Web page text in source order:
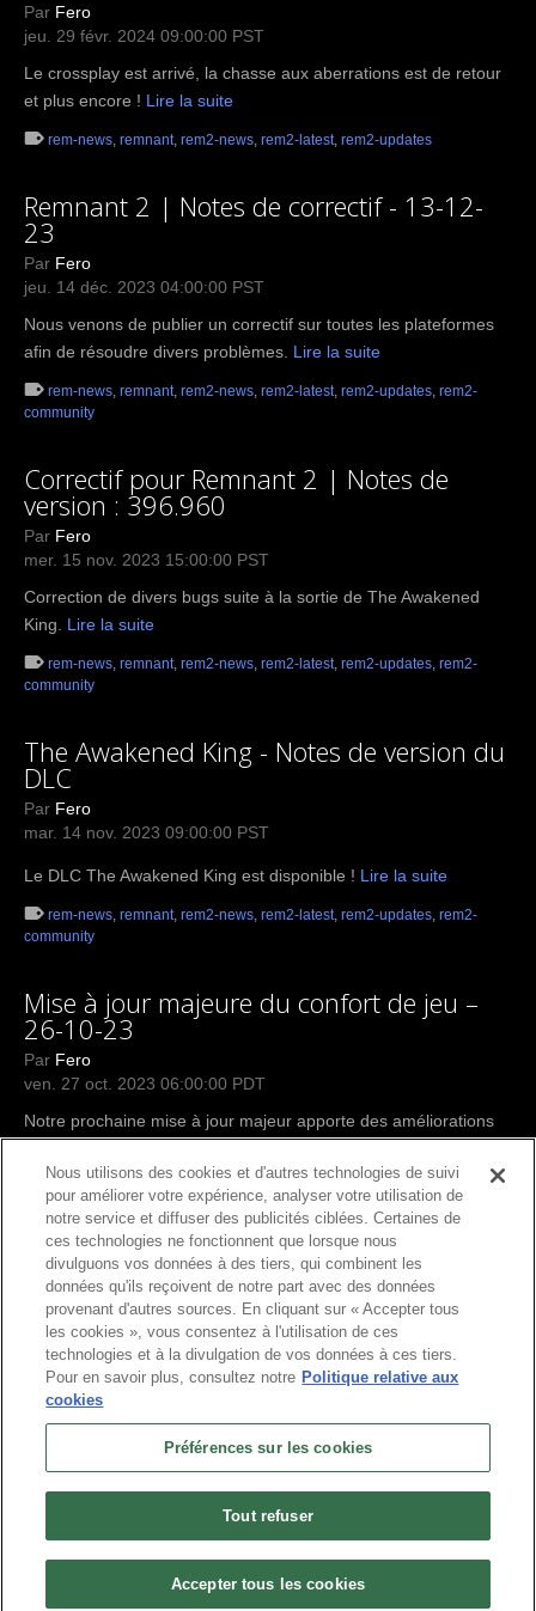
Par Fero
jeu. 29 févr. 2024 09:00:00 PST
Le crossplay est arrivé, la chasse aux aberrations est de retour
et plus encore ! Lire la suite
rem-news, remnant, rem2-news, rem2-latest, rem2-updates
Remnant 2 | Notes de correctif - 13-12-
23
Par Fero
jeu. 14 déc. 2023 04:00:00 PST
Nous venons de publier un correctif sur toutes les plateformes
afin de résoudre divers problèmes. Lire la suite
rem-news, remnant, rem2-news, rem2-latest, rem2-updates, rem2-
community
Correctif pour Remnant 2 | Notes de
version : 396.960
Par Fero
mer. 15 nov. 2023 15:00:00 PST
Correction de divers bugs suite à la sortie de The Awakened
King. Lire la suite
rem-news, remnant, rem2-news, rem2-latest, rem2-updates, rem2-
community
The Awakened King - Notes de version du
DLC
Par Fero
mar. 14 nov. 2023 09:00:00 PST
Le DLC The Awakened King est disponible ! Lire la suite
rem-news, remnant, rem2-news, rem2-latest, rem2-updates, rem2-
community
Mise à jour majeure du confort de jeu –
26-10-23
Par Fero
ven. 27 oct. 2023 06:00:00 PDT
Notre prochaine mise à jour majeur apporte des améliorations
rem-news, remnant rem2-news rem2-latest rem2-updates
Préférences sur les cookies
Ne pas vendre ou partager mes informations personnelles
respective owners.
Nous utilisons des cookies et d'autres technologies de suivi
pour améliorer votre expérience, analyser votre utilisation de
notre service et diffuser des publicités ciblées. Certaines de
ces technologies ne fonctionnent que lorsque nous
divulguons vos données à des tiers, qui combinent les
données qu'ils reçoivent de notre part avec des données
provenant d'autres sources. En cliquant sur « Accepter tous
les cookies », vous consentez à l'utilisation de ces
technologies et à la divulgation de vos données à ces tiers.
Pour en savoir plus, consultez notre Politique relative aux
cookies
Préférences sur les cookies
Tout refuser
Accepter tous les cookies